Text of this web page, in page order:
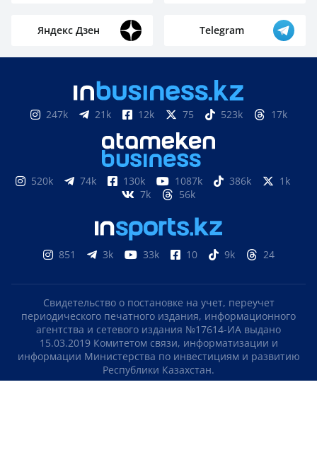
Яндекс Дзен Telegram
247k 21k 12k 75 523k 17k
520k 74k 130k 1087k 386k
1k
7k
56k
851 3k 33k 10 9k 24
Свидетельство о постановке на учет, переучет
периодического печатного издания, информационного
агентства и сетевого издания №17614-ИА выдано
15.03.2019 Комитетом связи, информатизации и
информации Министерства по инвестициям и развитию
Республики Казахстан.